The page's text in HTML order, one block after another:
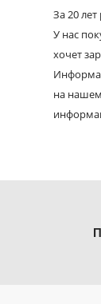
За 20
У нас
хочет
на